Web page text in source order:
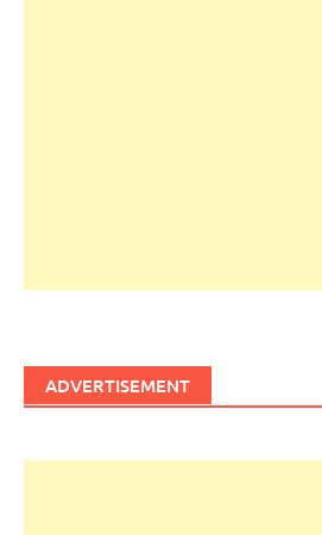
ADVERTISEMENT